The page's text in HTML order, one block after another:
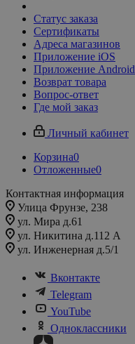
Статус заказа
Сертификаты
Адреса магазинов
Приложение iOS
Приложение Android
Возврат товара
Вопрос-ответ
Где мой заказ
Личный кабинет
Корзина0
Отложенные0
Контактная информация
Улица Фрунзе, 238​
ул. Мира д.61
ул. Никитина д.112 А
ул. Инженерная д.5/1
Вконтакте
Telegram
YouTube
Одноклассники